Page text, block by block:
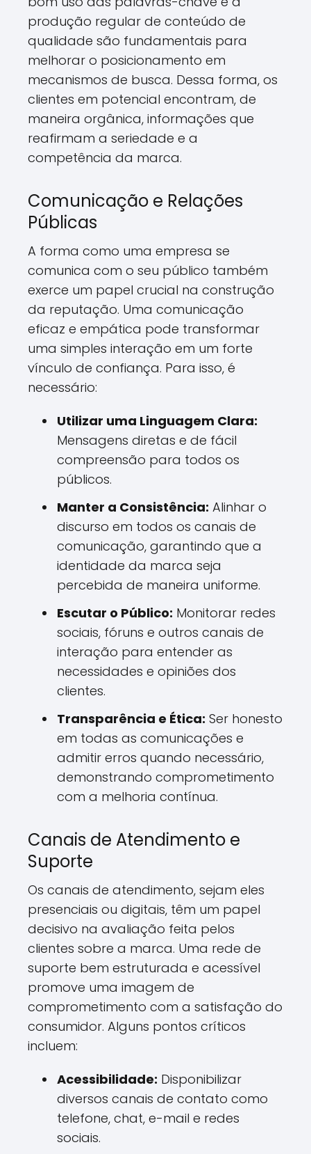
produção regular de conteúdo de
qualidade são fundamentais para
melhorar o posicionamento em
mecanismos de busca. Dessa forma, os
clientes em potencial encontram, de
maneira orgânica, informações que
reafirmam a seriedade e a
competência da marca.
Comunicação e Relações
Públicas
A forma como uma empresa se
comunica com o seu público também
exerce um papel crucial na construção
da reputação. Uma comunicação
eficaz e empática pode transformar
uma simples interação em um forte
vínculo de confiança. Para isso, é
necessário:
Utilizar uma Linguagem Clara:
Mensagens diretas e de fácil
compreensão para todos os
públicos.
Manter a Consistência: Alinhar o
discurso em todos os canais de
comunicação, garantindo que a
identidade da marca seja
percebida de maneira uniforme.
Escutar o Público: Monitorar redes
sociais, fóruns e outros canais de
interação para entender as
necessidades e opiniões dos
clientes.
Transparência e Ética: Ser honesto
em todas as comunicações e
admitir erros quando necessário,
demonstrando comprometimento
com a melhoria contínua.
Canais de Atendimento e
Suporte
Os canais de atendimento, sejam eles
presenciais ou digitais, têm um papel
decisivo na avaliação feita pelos
clientes sobre a marca. Uma rede de
suporte bem estruturada e acessível
promove uma imagem de
comprometimento com a satisfação do
consumidor. Alguns pontos críticos
incluem:
Acessibilidade: Disponibilizar
diversos canais de contato como
telefone, chat, e-mail e redes
sociais.